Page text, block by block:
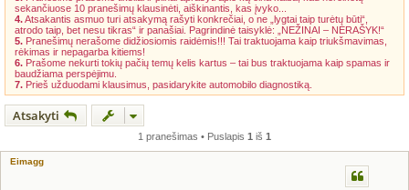
sekančiuose 10 pranešimų klausinėti, aiškinantis, kas įvyko...
4.Atsakantis asmuo turi atsakymą rašyti konkrečiai, o ne „lygtai taip turėtų būti“,
atrodo taip, bet nesu tikras“ ir panašiai. Pagrindinė taisyklė: „NEŽINAI – NERAŠYK!“
5. Pranešimų nerašome didžiosiomis raidėmis!!! Tai traktuojama kaip triukšmavimas,
rėkimas ir nepagarba kitiems!
6. Prašome nekurti tokių pačių temų kelis kartus – tai bus traktuojama kaip spamas ir
baudžiama perspėjimu.
7. Prieš užduodami klausimus, pasidarykite automobilo diagnostiką.
Atsakyti
1 pranešimas • Puslapis 1 iš 1
Eimagg